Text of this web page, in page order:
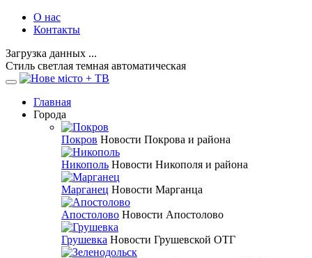
О нас
Контакты
Загрузка данных ...
Стиль светлая темная автоматическая
Главная
Города
Покров Новости Покрова и района
Никополь Новости Никополя и района
Марганец Новости Марганца
Апостолово Новости Апостолово
Грушевка Новости Грушевской ОТГ